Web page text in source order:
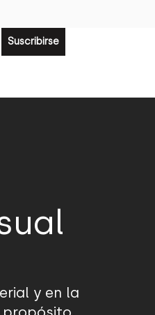
Suscribirse
y en la